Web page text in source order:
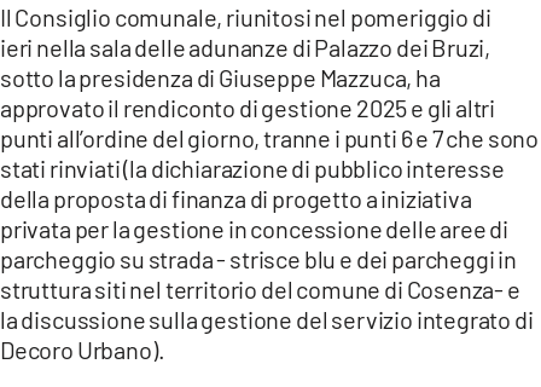
ILREGGINO.IT
COSENZACHANNEL.IT
ILVIBONESE.IT
CATANZAROCHANNEL.IT
LACAPITALENEWS.IT
App
ANDROID
APPLE
Il Consiglio comunale, riunitosi nel pomeriggio di
ieri nella sala delle adunanze di Palazzo dei Bruzi,
sotto la presidenza di Giuseppe Mazzuca, ha
approvato il rendiconto di gestione 2025 e gli altri
punti all’ordine del giorno, tranne i punti 6 e 7 che sono
stati rinviati (la dichiarazione di pubblico interesse
della proposta di finanza di progetto a iniziativa
privata per la gestione in concessione delle aree di
parcheggio su strada - strisce blu e dei parcheggi in
struttura siti nel territorio del comune di Cosenza- e
la discussione sulla gestione del servizio integrato di
Decoro Urbano).